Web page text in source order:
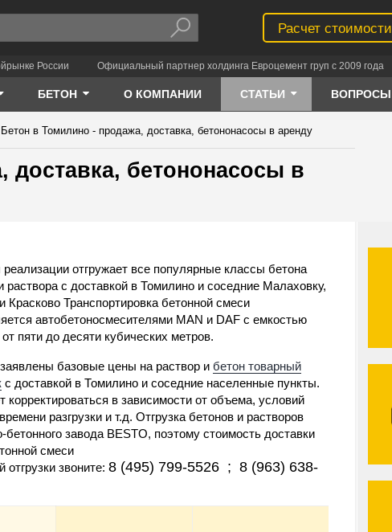
Расчет стоимости
России Официальный партнер холдинга Евроцемент груп с 2009 года
БЕТОН О КОМПАНИИ СТАТЬИ ВОПРОСЫ
Бетон в Томилино - продажа, доставка, бетононасосы в аренду
бетононасосы в
отгружает все популярные классы бетона
раствора с доставкой в Томилино и соседние Малаховку,
Красково Транспортировка бетонной смеси
автобетоносмесителями MAN и DAF с емкостью
пяти до десяти кубических метров.
базовые цены на раствор ибетон товарный
с доставкой в Томилино и соседние населенные пункты.
корректироваться в зависимости от объема, условий
разгрузки и т.д. Отгрузка бетонов и растворов
завода BESTO, поэтому стоимость доставки
смеси
звоните: 8 (495) 799-5526 ; 8 (963) 638-